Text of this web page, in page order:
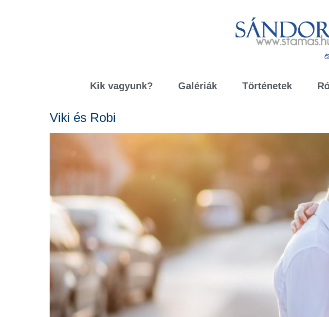
Kik vagyunk? Galériák Történetek
Viki és Robi